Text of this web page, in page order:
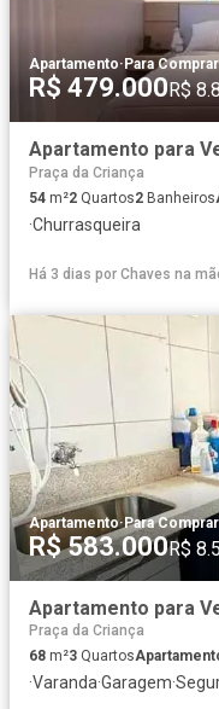
Apartamento· Para Comprar
R$ 479.000R$
Praça da Criança
54 m²2 Quartos2 Banheiros
·Churrasqueira
Há 3 dias por Chaves na
Apartamento·Para Comprar
R$ 583.000R$
Praça da Criança
68 m²3 Quartos
·Varanda·Garagem·